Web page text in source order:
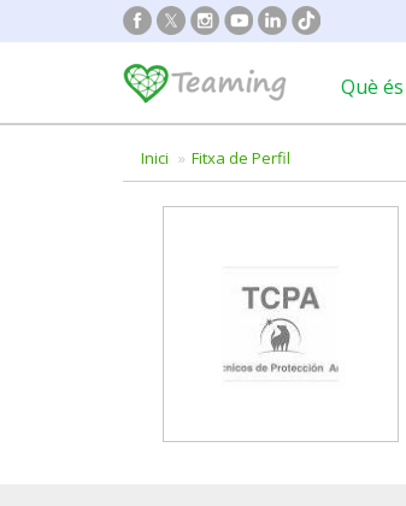
Què
Inici Fitxa de Perfil